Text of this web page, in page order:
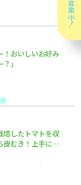
募集中！
！おいしいお好み
」
培したトマトを収
皮むき！上手に向